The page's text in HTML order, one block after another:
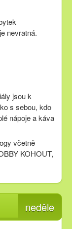
nevratná.
jsou k
s sebou, kdo
nápoje a káva
včetně
KOHOUT,
neděle